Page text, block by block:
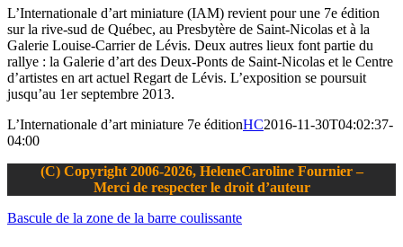
L’Internationale d’art miniature (IAM) revient pour une 7e édition
sur la rive-sud de Québec, au Presbytère de Saint-Nicolas et à la
Galerie Louise-Carrier de Lévis. Deux autres lieux font partie du
rallye : la Galerie d’art des Deux-Ponts de Saint-Nicolas et le Centre
d’artistes en art actuel Regart de Lévis. L’exposition se poursuit
jusqu’au 1er septembre 2013.
L’Internationale d’art miniature 7e éditionHC2016-11-30T04:02:37-
04:00
(C) Copyright 2006-2026, HeleneCaroline Fournier –
Merci de respecter le droit d’auteur
Bascule de la zone de la barre coulissante